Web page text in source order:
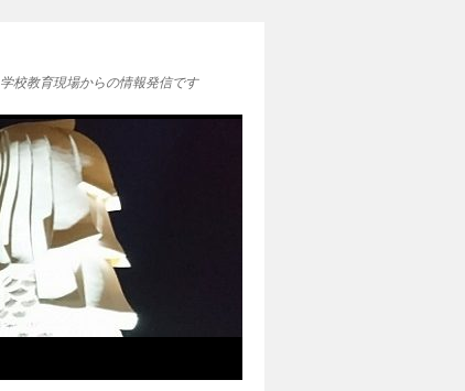
学校教育現場からの情報発信です